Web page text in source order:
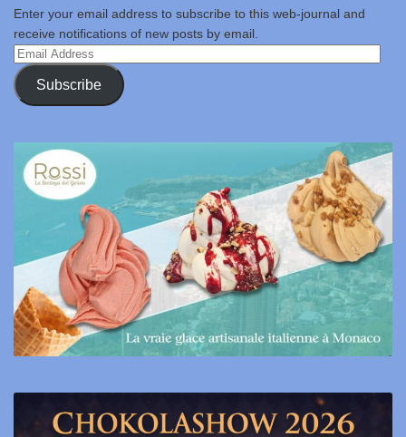
Enter your email address to subscribe to this web-journal and
receive notifications of new posts by email.
Email
Address
Subscribe